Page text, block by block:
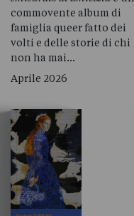
commovente album di
famiglia queer fatto dei
volti e delle storie di chi
non ha mai…
Aprile 2026